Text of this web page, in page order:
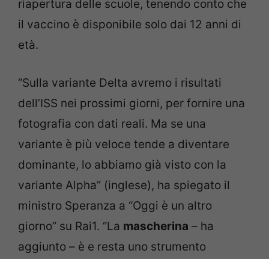
riapertura delle scuole, tenendo conto che
il vaccino è disponibile solo dai 12 anni di
età.
“Sulla variante Delta avremo i risultati
dell’ISS nei prossimi giorni, per fornire una
fotografia con dati reali. Ma se una
variante è più veloce tende a diventare
dominante, lo abbiamo già visto con la
variante Alpha” (inglese), ha spiegato il
ministro Speranza a “Oggi è un altro
giorno” su Rai1. “La mascherina – ha
aggiunto – è e resta uno strumento